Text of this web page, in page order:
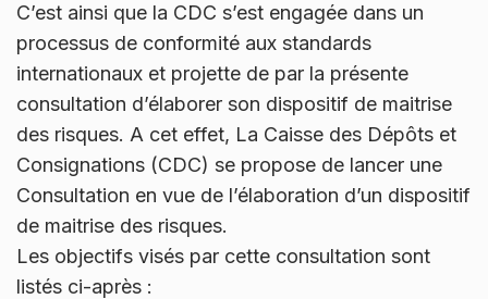
C’est ainsi que la CDC s’est engagée dans un
processus de conformité aux standards
internationaux et projette de par la présente
consultation d’élaborer son dispositif de maitrise
des risques. A cet effet, La Caisse des Dépôts et
Consignations (CDC) se propose de lancer une
Consultation en vue de l’élaboration d’un dispositif
de maitrise des risques.
Les objectifs visés par cette consultation sont
listés ci-après :